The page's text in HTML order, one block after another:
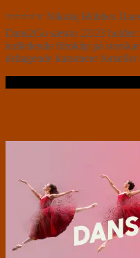
⭐⭐⭐⭐⭐ Nikolaj Hübbes
Dans2Go sæson 22/23 holder
indledende filmklip på
deltagende kunstnere